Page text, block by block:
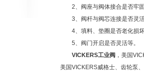
2、阀座与阀体接合是否牢固
3、阀杆与阀芯连接是否灵活
4、填料、垫圈是否老化损
5、阀门开启是否灵活等。
VICKERS工业阀 ，美国
美国VICKERS威格士、齿轮泵